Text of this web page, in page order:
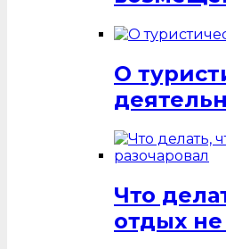
О
Что
отдых не